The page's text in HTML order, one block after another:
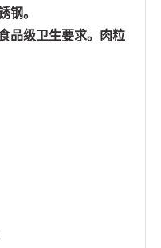
钢。
品级卫生要求。肉粒